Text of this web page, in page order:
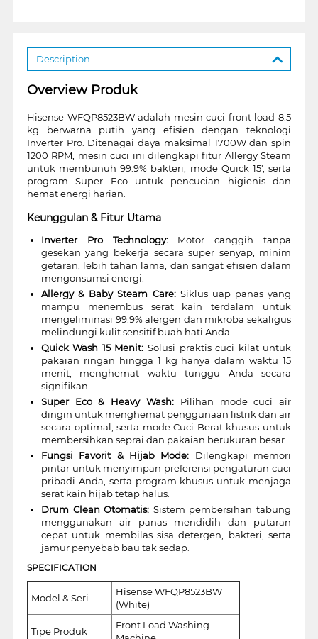
Description
Overview Produk
Hisense WFQP8523BW adalah mesin cuci front load 8.5
kg berwarna putih yang efisien dengan teknologi
Inverter Pro. Ditenagai daya maksimal 1700W dan spin
1200 RPM, mesin cuci ini dilengkapi fitur Allergy Steam
untuk membunuh 99.9% bakteri, mode Quick 15', serta
program Super Eco untuk pencucian higienis dan
hemat energi harian.
Keunggulan & Fitur Utama
Inverter Pro Technology:Motor canggih tanpa
gesekan yang bekerja secara super senyap, minim
getaran, lebih tahan lama, dan sangat efisien dalam
mengonsumsi energi.
Allergy & Baby Steam Care:Siklus uap panas yang
mampu menembus serat kain terdalam untuk
mengeliminasi 99.9% alergen dan mikroba sekaligus
melindungi kulit sensitif buah hati Anda.
Quick Wash 15 Menit: Solusi praktis cuci kilat untuk
pakaian ringan hingga 1 kg hanya dalam waktu 15
menit, menghemat waktu tunggu Anda secara
signifikan.
Super Eco & Heavy Wash: Pilihan mode cuci air
dingin untuk menghemat penggunaan listrik dan air
secara optimal, serta mode Cuci Berat khusus untuk
membersihkan seprai dan pakaian berukuran besar.
Fungsi Favorit & Hijab Mode: Dilengkapi memori
pintar untuk menyimpan preferensi pengaturan cuci
pribadi Anda, serta program khusus untuk menjaga
serat kain hijab tetap halus.
Drum Clean Otomatis: Sistem pembersihan tabung
menggunakan air panas mendidih dan putaran
cepat untuk membilas sisa detergen, bakteri, serta
jamur penyebab bau tak sedap.
SPECIFICATION
Model & Seri
Hisense WFQP8523BW
(White)
Tipe Produk
Front Load Washing